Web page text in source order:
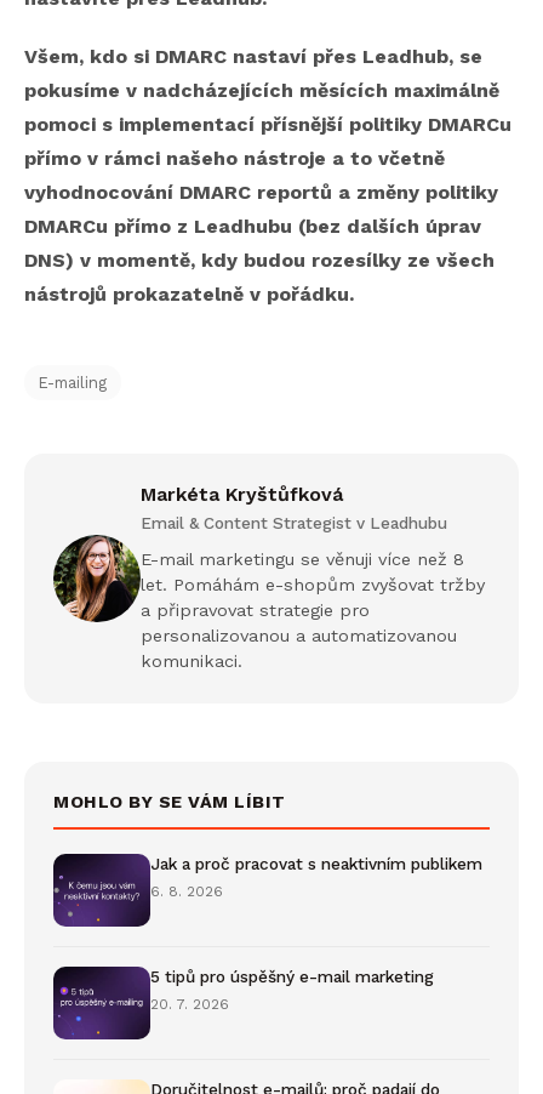
Všem, kdo si DMARC nastaví přes Leadhub, se
pokusíme v nadcházejících měsících maximálně
pomoci s implementací přísnější politiky DMARCu
přímo v rámci našeho nástroje a to včetně
vyhodnocování DMARC reportů a změny politiky
DMARCu přímo z Leadhubu (bez dalších úprav
DNS) v momentě, kdy budou rozesílky ze všech
nástrojů prokazatelně v pořádku.
E-mailing
Markéta Kryštůfková
Email & Content Strategist v Leadhubu
E-mail marketingu se věnuji více než 8
let. Pomáhám e-shopům zvyšovat tržby
a připravovat strategie pro
personalizovanou a automatizovanou
komunikaci.
MOHLO BY SE VÁM LÍBIT
Jak a proč pracovat s neaktivním publikem
6. 8. 2026
5 tipů pro úspěšný e-mail marketing
20. 7. 2026
Doručitelnost e-mailů: proč padají do